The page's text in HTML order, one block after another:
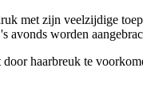
met zijn veelzijdige
avonds worden
haarbreuk te